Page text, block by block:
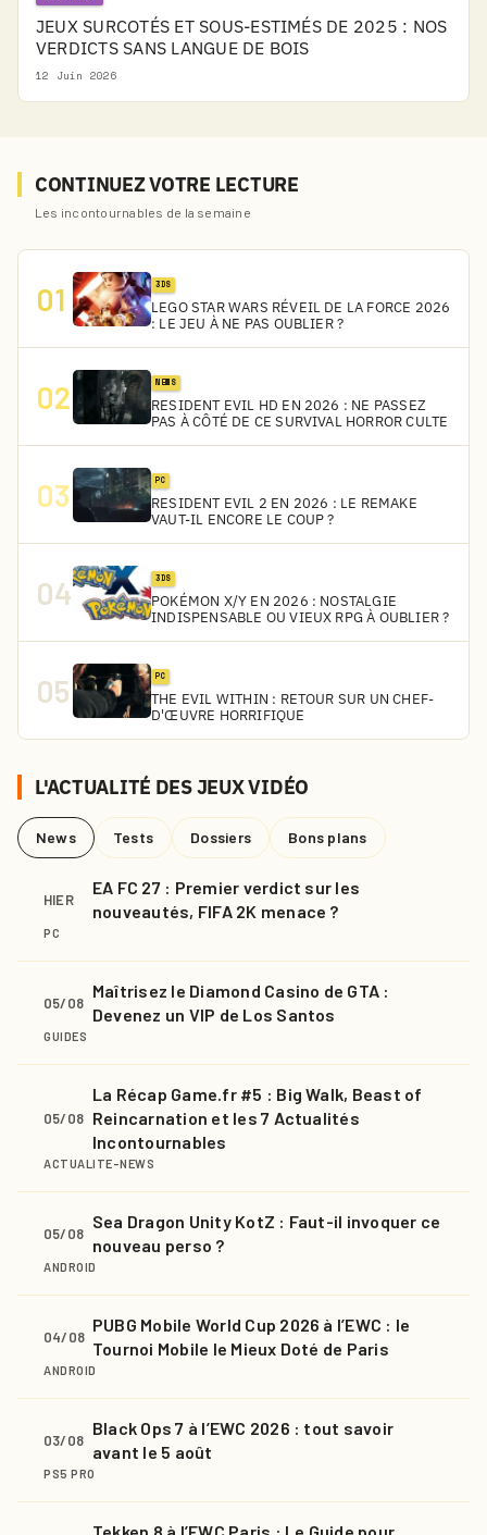
JEUX SURCOTÉS ET SOUS-ESTIMÉS DE 2025 : NOS
VERDICTS SANS LANGUE DE BOIS
12 Juin 2026
CONTINUEZ VOTRE LECTURE
Les incontournables de la semaine
01 3DS
LEGO STAR WARS RÉVEIL DE LA FORCE 2026
: LE JEU À NE PAS OUBLIER ?
02 NEWS
RESIDENT EVIL HD EN 2026 : NE PASSEZ
PAS À CÔTÉ DE CE SURVIVAL HORROR CULTE
03 PC
RESIDENT EVIL 2 EN 2026 : LE REMAKE
VAUT-IL ENCORE LE COUP ?
04 3DS
POKÉMON X/Y EN 2026 : NOSTALGIE
INDISPENSABLE OU VIEUX RPG À OUBLIER ?
05 PC
THE EVIL WITHIN : RETOUR SUR UN CHEF-
D'ŒUVRE HORRIFIQUE
L'ACTUALITÉ DES JEUX VIDÉO
News Tests Dossiers Bons plans
HIER
EA FC 27 : Premier verdict sur les
nouveautés, FIFA 2K menace ?
PC
05/08
Maîtrisez le Diamond Casino de GTA :
Devenez un VIP de Los Santos
GUIDES
05/08
La Récap Game.fr #5 : Big Walk, Beast of
Reincarnation et les 7 Actualités
Incontournables
ACTUALITE-NEWS
05/08
Sea Dragon Unity KotZ : Faut-il invoquer ce
nouveau perso ?
ANDROID
04/08
PUBG Mobile World Cup 2026 à l’EWC : le
Tournoi Mobile le Mieux Doté de Paris
ANDROID
03/08
Black Ops 7 à l’EWC 2026 : tout savoir
avant le 5 août
PS5 PRO